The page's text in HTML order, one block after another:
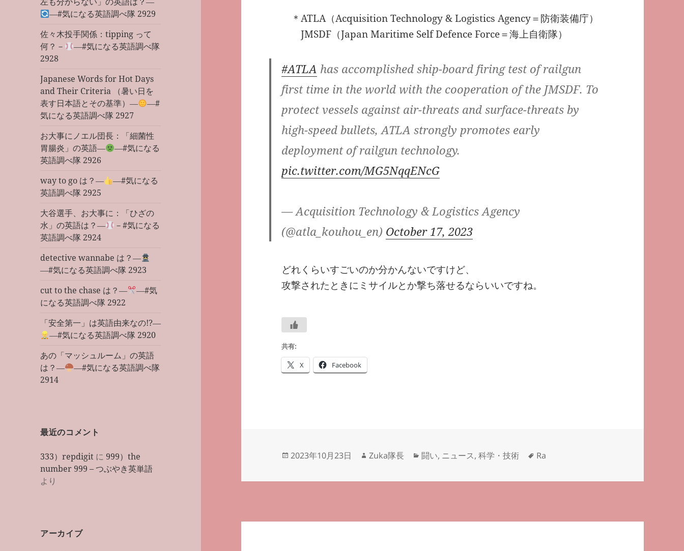
―#気になる英語調べ隊 2929
佐々木投手関係：tipping って
何？－
―#気になる英語調べ隊
2928
Japanese Words for Hot Days
and Their Criteria （暑い日を
表す日本語とその基準）―
―#
気になる英語調べ隊 2927
お大事にノエル団長：「細菌性
胃腸炎」の英語―
―#気になる
英語調べ隊 2926
way to go は？―
―#気になる
英語調べ隊 2925
大谷選手、お大事に：「ひざの
水」の英語は？―
－#気になる
英語調べ隊 2924
detective wannabe は？―
―#気になる英語調べ隊 2923
cut to the chase は？―
―#気
になる英語調べ隊 2922
「安全第一」は英語由来なの!?―
―#気になる英語調べ隊 2920
あの「マッシュルーム」の英語
は？―
―#気になる英語調べ隊
2914
最近のコメント
333）repdigit に999）the
number 999 – つぶやき英単語
より
アーカイブ
＊ATLA（Acquisition Technology & Logistics Agency＝防衛装備庁）
JMSDF（Japan Maritime Self Defence Force＝海上自衛隊）
#ATLA has accomplished ship-board firing test of railgun
first time in the world with the cooperation of the JMSDF. To
protect vessels against air-threats and surface-threats by
high-speed bullets, ATLA strongly promotes early
deployment of railgun technology.
pic.twitter.com/MG5NqqENcG
— Acquisition Technology & Logistics Agency
(@atla_kouhou_en) October 17, 2023
どれくらいすごいのか分かんないですけど、
攻撃されたときにミサイルとか撃ち落せるならいいですね。
共有:
X Facebook
投
日:
2023年10月23日
作
者
Zuka隊長
カ
ゴ
闘い, ニュース,科学・技術
タ
Ra